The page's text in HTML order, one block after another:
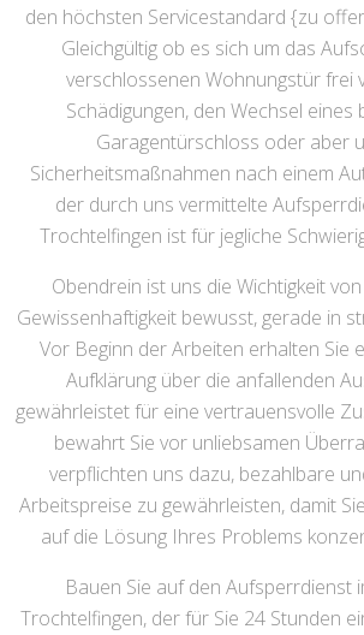
den höchsten Servicestandard {zu
Gleichgültig ob es sich um das
verschlossenen Wohnungstür frei
Schädigungen, den Wechsel eines
Garagentürschloss oder aber
Sicherheitsmaßnahmen nach einem
der durch uns vermittelte
Trochtelfingen ist für jegliche
Obendrein ist uns die Wichtigkeit
Gewissenhaftigkeit bewusst, gerade in
Vor Beginn der Arbeiten erhalten Sie
Aufklärung über die anfallenden
gewährleistet für eine vertrauensvolle
bewahrt Sie vor unliebsamen
verpflichten uns dazu, bezahlbare
Arbeitspreise zu gewährleisten, damit
auf die Lösung Ihres Problems
Bauen Sie auf den Aufsperrdienst
Trochtelfingen, der für Sie 24 Stunden